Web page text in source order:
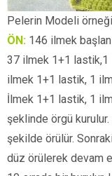
Pelerin Modeli
ÖN: 146 ilmek
37 ilmek 1+1
ilmek 1+1 lastik, 1
İlmek 1+1 lastik, 1
şeklinde örgü
şekilde örülür.
düz örülerek devam